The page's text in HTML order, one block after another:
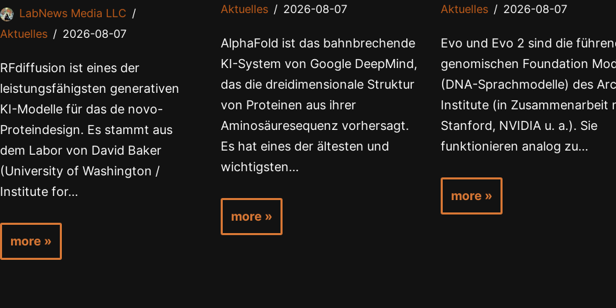
LabNews Media LLC
Aktuelles
2026-08-07
RFdiffusion ist eines der
leistungsfähigsten generativen
KI-Modelle für das de novo-
Proteindesign. Es stammt aus
dem Labor von David Baker
(University of Washington /
Institute for…
more »
Aktuelles
2026-08-07
AlphaFold ist das bahnbrechende
KI-System von Google DeepMind,
das die dreidimensionale Struktur
von Proteinen aus ihrer
Aminosäuresequenz vorhersagt.
Es hat eines der ältesten und
wichtigsten…
more »
Aktuelles
2026-08-07
Evo und Evo 2 sind die
genomischen Foundation
(DNA-Sprachmodelle) des Arc
Institute (in Zusammenarbeit
Stanford, NVIDIA u. a.). Sie
funktionieren analog zu…
more »